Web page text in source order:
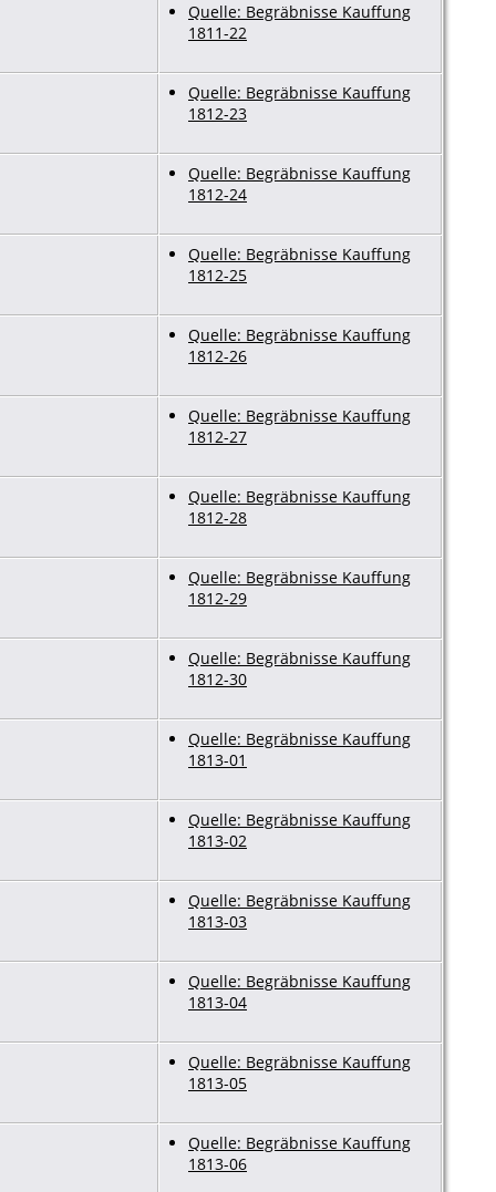
Quelle: Begräbnisse Kauffung
1811-22
Quelle: Begräbnisse Kauffung
1812-23
Quelle: Begräbnisse Kauffung
1812-24
Quelle: Begräbnisse Kauffung
1812-25
Quelle: Begräbnisse Kauffung
1812-26
Quelle: Begräbnisse Kauffung
1812-27
Quelle: Begräbnisse Kauffung
1812-28
Quelle: Begräbnisse Kauffung
1812-29
Quelle: Begräbnisse Kauffung
1812-30
Quelle: Begräbnisse Kauffung
1813-01
Quelle: Begräbnisse Kauffung
1813-02
Quelle: Begräbnisse Kauffung
1813-03
Quelle: Begräbnisse Kauffung
1813-04
Quelle: Begräbnisse Kauffung
1813-05
Quelle: Begräbnisse Kauffung
1813-06